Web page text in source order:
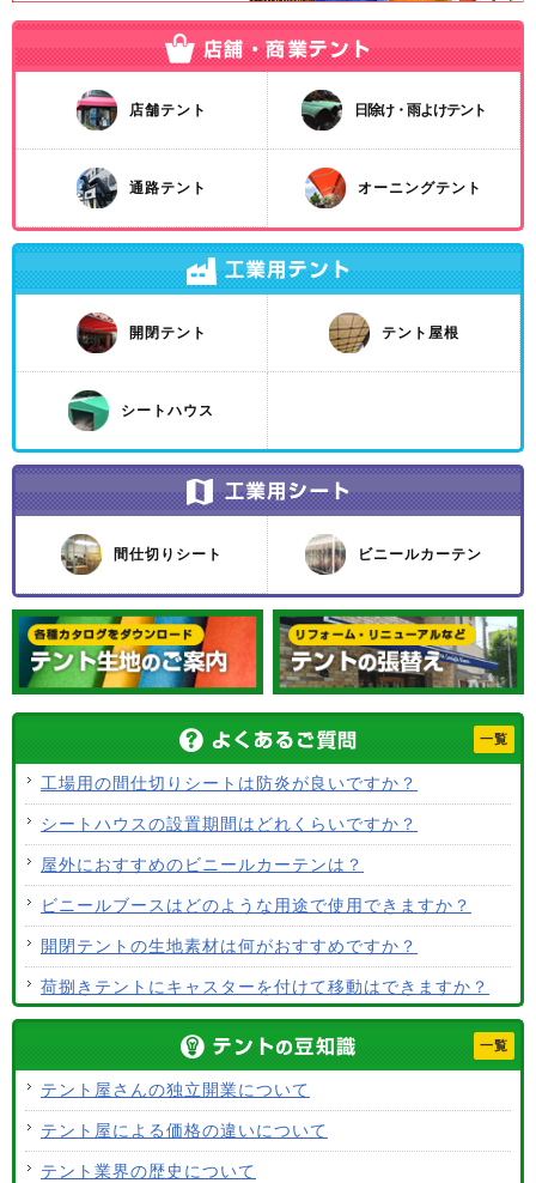
店舗テント 日除け・雨よけテント
通路テント オーニングテント
開閉テント テント屋根
シートハウス
間仕切りシート ビニールカーテン
一覧
工場用の間仕切りシートは防炎が良いですか？
シートハウスの設置期間はどれくらいですか？
屋外におすすめのビニールカーテンは？
ビニールブースはどのような用途で使用できますか？
開閉テントの生地素材は何がおすすめですか？
荷捌きテントにキャスターを付けて移動はできますか？
使用するテント生地の違いは？
ALCなどにオーニングは設置できますか？
テント生地はクリーニングできますか？
一覧
テント屋さんの独立開業について
テント屋による価格の違いについて
テント業界の歴史について